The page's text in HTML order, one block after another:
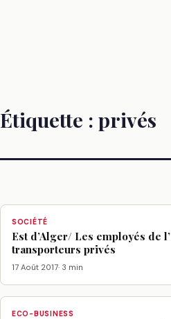
Étiquette : privés
SOCIÉTÉ
Est d’Alger/ Les employés de
transporteurs privés
17 Août 2017· 3 min
ECO-BUSINESS